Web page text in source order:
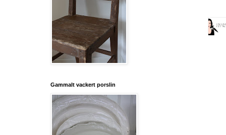
Gammalt vackert porslin